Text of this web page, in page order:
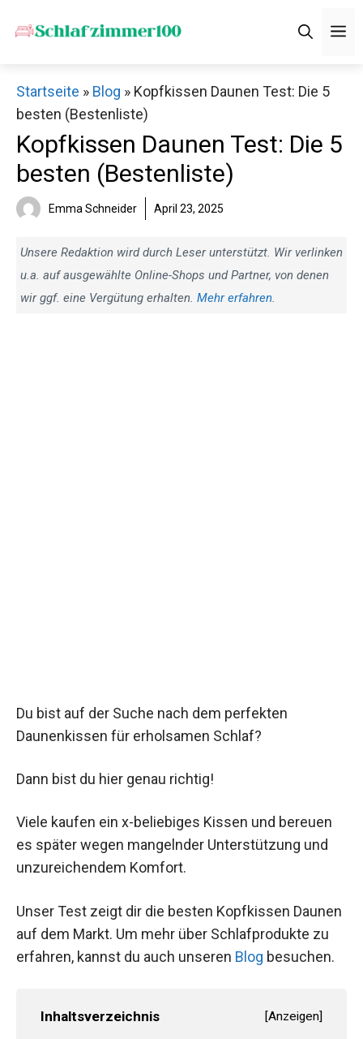
Inhalt
Startseite » Blog » Kopfkissen Daunen Test: Die 5
besten (Bestenliste)
Kopfkissen Daunen Test: Die 5
besten (Bestenliste)
Emma Schneider April 23, 2025
Unsere Redaktion wird durch Leser unterstützt. Wir verlinken
u.a. auf ausgewählte Online-Shops und Partner, von denen
wir ggf. eine Vergütung erhalten. Mehr erfahren.
Du bist auf der Suche nach dem perfekten
Daunenkissen für erholsamen Schlaf?
Dann bist du hier genau richtig!
Viele kaufen ein x-beliebiges Kissen und bereuen
es später wegen mangelnder Unterstützung und
unzureichendem Komfort.
Unser Test zeigt dir die besten Kopfkissen Daunen
auf dem Markt. Um mehr über Schlafprodukte zu
erfahren, kannst du auch unseren Blog besuchen.
Inhaltsverzeichnis [Anzeigen]